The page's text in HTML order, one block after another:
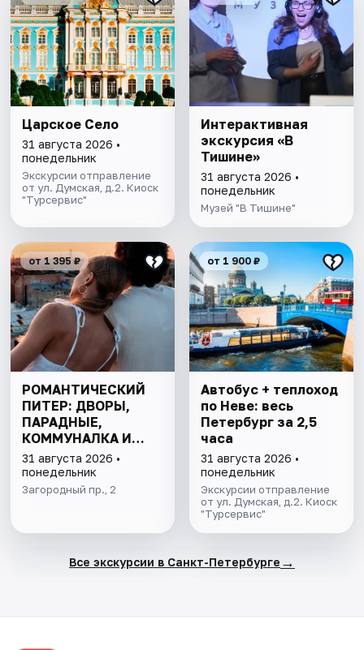
Царское Село
31 августа 2026 •
понедельник
Экскурсии отправление
от ул. Думская, д.2. Киоск
"Турсервис"
Интерактивная
экскурсия «В
Тишине»
31 августа 2026 •
понедельник
Музей "В Тишине"
от 1 395 ₽
РОМАНТИЧЕСКИЙ
ПИТЕР: ДВОРЫ,
ПАРАДНЫЕ,
КОММУНАЛКА И
КРЫША
31 августа 2026 •
понедельник
Загородный пр., 2
от 1 900 ₽
Автобус + теплоход
по Неве: весь
Петербург за 2,5
часа
31 августа 2026 •
понедельник
Экскурсии отправление
от ул. Думская, д.2. Киоск
"Турсервис"
Все экскурсии в Санкт-Петербурге →